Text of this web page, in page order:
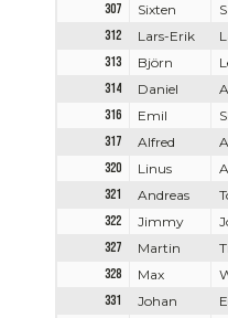
307
Sixten
312
Lars-Erik
313
Björn
314
Daniel
316
Emil
317
Alfred
320
Linus
321
Andreas
322
Jimmy
327
Martin
328
Max
331
Johan